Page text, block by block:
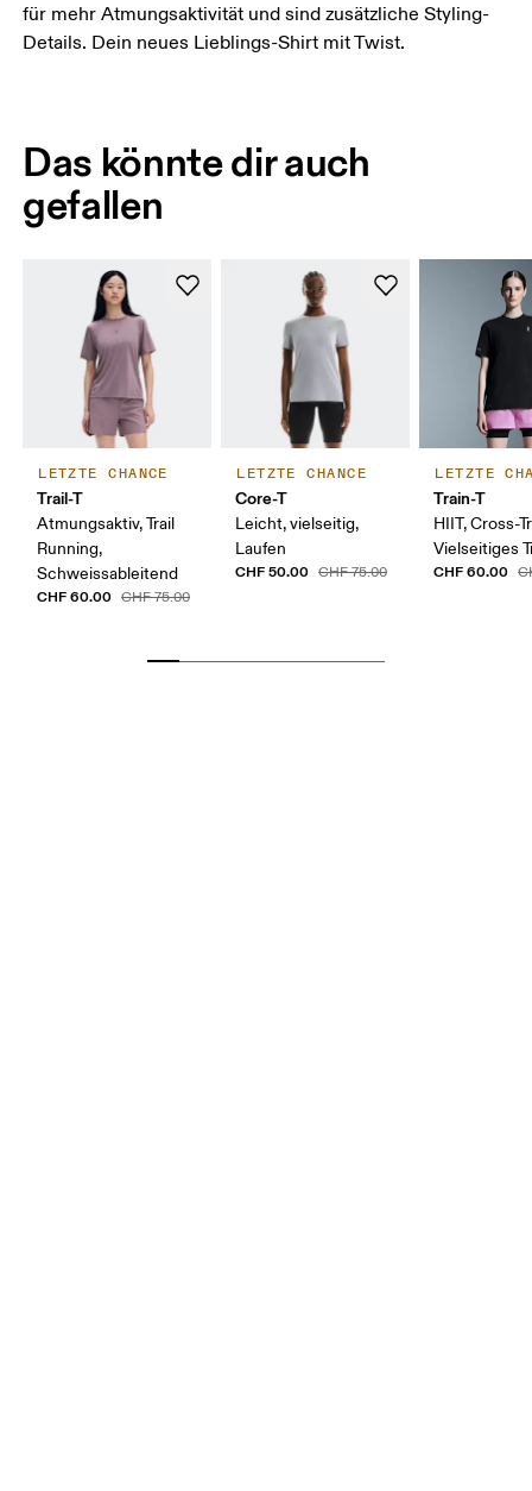
für mehr Atmungsaktivität und sind zusätzliche Styling-
Details. Dein neues Lieblings-Shirt mit Twist.
Das könnte dir auch
gefallen
LETZTE CHANCE
Trail-T
Atmungsaktiv, Trail
Running,
Schweissableitend
CHF 60.00 CHF 75.00
LETZTE CHANCE
Core-T
Leicht, vielseitig,
Laufen
CHF 50.00 CHF 75.00
LETZTE
Train-T
HIIT, Cross-
Vielseitiges
CHF 60.00